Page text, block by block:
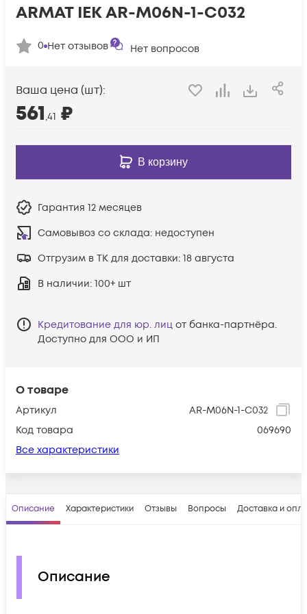
О товаре
Артикул
AR-M06N-1-C032
Код товара
069690
Все характеристики
ARMAT IEK AR-M06N-1-C032
0 Нет отзывов Нет вопросов
Ваша цена (шт):
561,41 ₽
В корзину
Гарантия 12 месяцев
Самовывоз со склада: недоступен
Отгрузим в ТК для доставки: 18 августа
В наличии: 100+ шт
Кредитование для юр. лиц от банка-партнёра.
Доступно для ООО и ИП
Описание Характеристики Отзывы Вопросы Доставка и
Описание